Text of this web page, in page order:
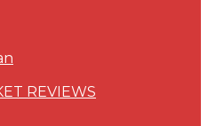
REVIEWS